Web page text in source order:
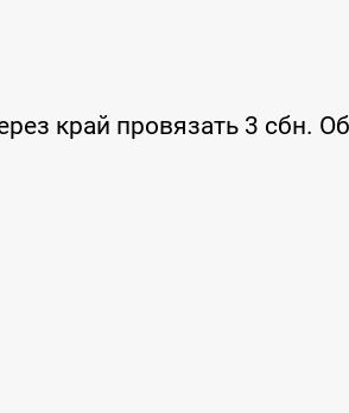
край провязать 3 сбн.